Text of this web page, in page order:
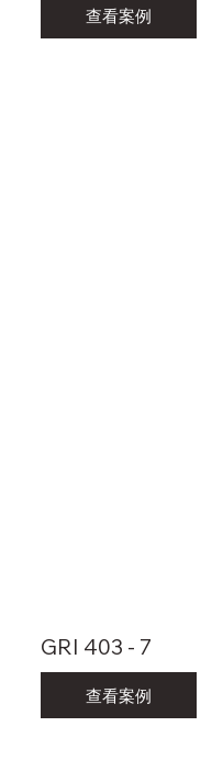
查看案例
GRI 403 - 7
查看案例